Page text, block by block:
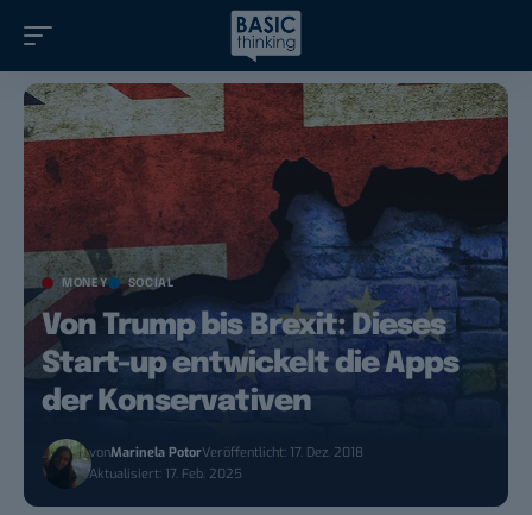
MONEY SOCIAL
Von Trump bis Brexit: Dieses
Start-up entwickelt die Apps
der Konservativen
vonMarinela PotorVeröffentlicht: 17. Dez. 2018
Aktualisiert: 17. Feb. 2025